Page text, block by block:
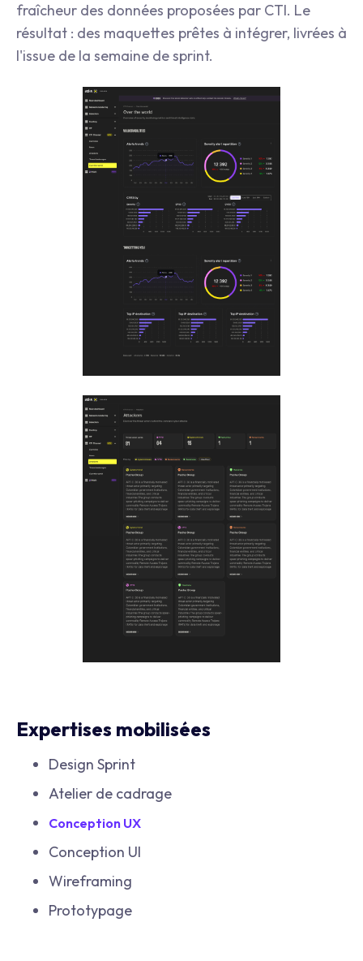
fraîcheur des données proposées par CTI. Le
résultat : des maquettes prêtes à intégrer, livrées à
l'issue de la semaine de sprint.
Expertises mobilisées
Design Sprint
Atelier de cadrage
Conception UX
Conception UI
Wireframing
Prototypage